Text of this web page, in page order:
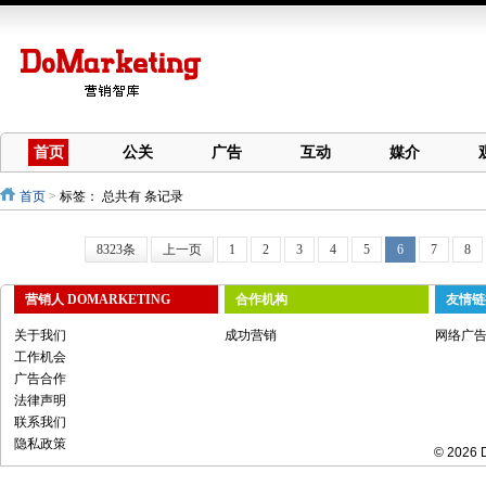
首页 公关 广告 互动 媒介
首页 > 标签： 总共有 条记录
8323条 上一页 1 2 3 4 5 6 7 8
营销人 DOMARKETING
关于我们
工作机会
广告合作
法律声明
联系我们
隐私政策
合作机构
成功营销
友情
网络广
© 2026